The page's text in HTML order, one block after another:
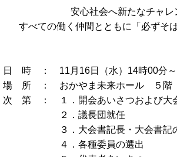
安心社会へ新たなチャレ
すべての働く仲間とともに「必ずそ
日 時 ： 11月16日（水）14時00分～
場 所 ： おかやま未来ホール ５階
次 第 ： １．開会あいさつおよび大
２．議長団就任
３．大会書記長・大会書記の
４．各種委員の選出